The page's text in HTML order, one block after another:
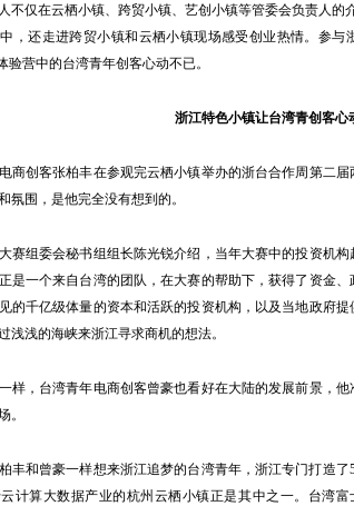
不仅在云栖小镇、跨贸小镇、艺创小镇等管委会负责人的
，还走进跨贸小镇和云栖小镇现场感受创业热情。参与
验营中的台湾青年创客心动不已。
浙江特色小镇让台湾青创客心
创客张柏丰在参观完云栖小镇举办的浙台合作周第二届
氛围，是他完全没有想到的。
组委会秘书组组长陈光锐介绍，当年大赛中的投资机构
是一个来自台湾的团队，在大赛的帮助下，获得了资金
的千亿级体量的资本和活跃的投资机构，以及当地政府
浅浅的海峡来浙江寻求商机的想法。
，台湾青年电商创客曾豪也看好在大陆的发展前景，他
。
和曾豪一样想来浙江追梦的台湾青年，浙江专门打造了
计算大数据产业的杭州云栖小镇正是其中之一。台湾